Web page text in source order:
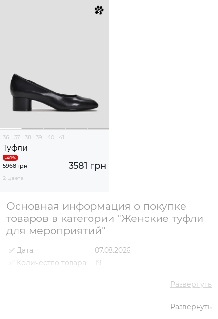
36 37 38 39 40 41
Туфли
3581 грн
5968 грн
2 цвета
Основная информация о покупке
товаров в категории "Женские туфли
для мероприятий"
✅ Дата
07.08.2026
✅ Количество товара
19
Развернуть
Развернуть